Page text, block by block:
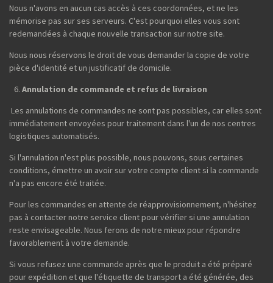
Nous n'avons en aucun cas accès à ces coordonnées, et ne les
mémorise pas sur ses serveurs. C'est pourquoi elles vous sont
redemandées à chaque nouvelle transaction sur notre site.
Nous nous réservons le droit de vous demander la copie de votre
pièce d'identité et un justificatif de domicile.
Annulation de commande et refus de livraison
Les annulations de commandes ne sont pas possibles, car elles sont
immédiatement envoyées pour traitement dans l'un de nos centres
logistiques automatisés.
Si l'annulation n'est plus possible, nous pouvons, sous certaines
conditions, émettre un avoir sur votre compte client si la commande
n'a pas encore été traitée.
Pour les commandes en attente de réapprovisionnement, n'hésitez
pas à contacter notre service client pour vérifier si une annulation
reste envisageable. Nous ferons de notre mieux pour répondre
favorablement à votre demande.
Si vous refusez une commande après que le produit a été préparé
pour expédition et que l'étiquette de transport a été générée, des